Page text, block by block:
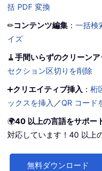
括 PDF 変換
✏コンテンツ編集 ： 一括検
イズ
🧹 手間いらずのクリーンア
セクション区切りを削除
➕クリエイティブ挿入 ： 桁
ックスを挿入 ／QR コード
🌍40 以上の言語をサポー
対応しています！40 以上
無料ダウンロード